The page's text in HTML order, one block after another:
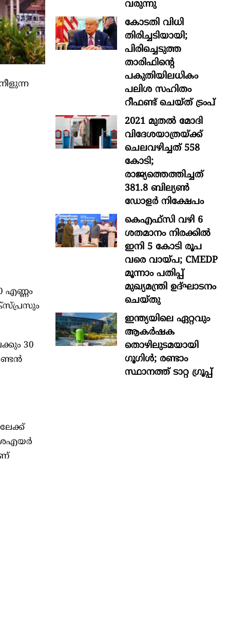
എണ്ണം
30
വരുന്നു
കോടതി വിധി
തിരിച്ചടിയായി;
പിരിച്ചെടുത്ത
താരിഫിന്‍റെ
പകുതിയിലധികം
പലിശ സഹിതം
റീഫണ്ട് ചെയ്ത് ട്രംപ്
2021 മുതൽ മോദി
വിദേശയാത്രയ്ക്ക്
ചെലവഴിച്ചത് 558
കോടി;
രാജ്യത്തെത്തിച്ചത്
381.8 ബില്യൺ
ഡോളർ നിക്ഷേപം
കെഎഫ്സി വഴി 6
ശതമാനം നിരക്കിൽ
ഇനി 5 കോടി രൂപ
വരെ വായ്പ; CMEDP
മൂന്നാം പതിപ്പ്
മുഖ്യമന്ത്രി ഉദ്ഘാടനം
ചെയ്തു
ഇന്ത്യയിലെ ഏറ്റവും
ആകര്‍ഷക
തൊഴിലുടമയായി
ഗൂഗിള്‍; രണ്ടാം
സ്ഥാനത്ത് ടാറ്റ ഗ്രൂപ്പ്